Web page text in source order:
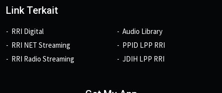
Link Terkait
RRI Digital
RRI NET Streaming
RRI Radio Streaming
Audio Library
PPID LPP RRI
JDIH LPP RRI